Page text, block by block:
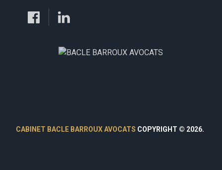
CABINET BACLE BARROUX AVOCATS COPYRIGHT © 2026.